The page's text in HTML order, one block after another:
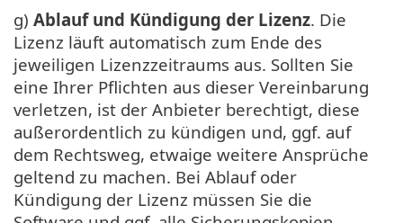
g) Ablauf und Kündigung der Lizenz. Die
Lizenz läuft automatisch zum Ende des
jeweiligen Lizenzzeitraums aus. Sollten Sie
eine Ihrer Pflichten aus dieser Vereinbarung
verletzen, ist der Anbieter berechtigt, diese
außerordentlich zu kündigen und, ggf. auf
dem Rechtsweg, etwaige weitere Ansprüche
geltend zu machen. Bei Ablauf oder
Kündigung der Lizenz müssen Sie die